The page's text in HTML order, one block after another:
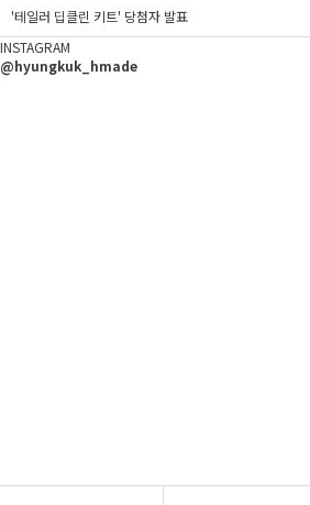
'테일러 딥클린 키트' 당첨자 발표
INSTAGRAM
@hyungkuk_hmade